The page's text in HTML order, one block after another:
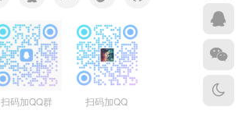
扫码加QQ群 扫码加QQ